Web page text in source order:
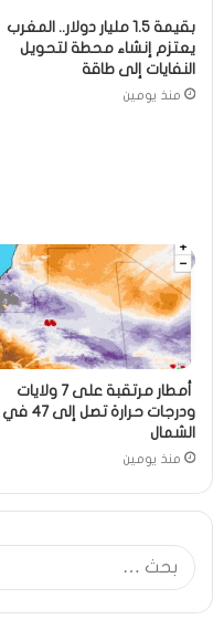
بقيمة 1.5 مليار دولار.. المغرب
يعتزم إنشاء محطة لتحويل
النفايات إلى طاقة
منذ يومين
أمطار مرتقبة على 7 ولايات
ودرجات حرارة تصل إلى 47 في
الشمال
منذ يومين